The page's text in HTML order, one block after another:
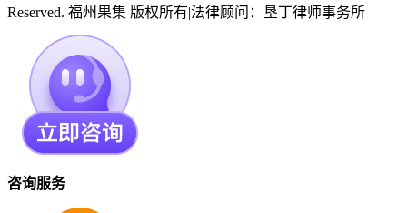
Reserved. 福州果集 版权所有|法律顾问：垦丁律师事务所
咨询服务